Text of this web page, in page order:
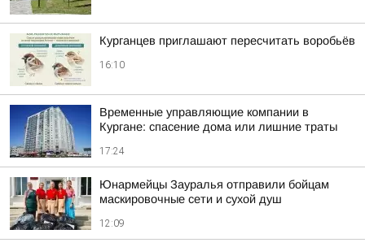
Курганцев приглашают пересчитать воробьёв
16:10
Временные управляющие компании в
Кургане: спасение дома или лишние траты
17:24
Юнармейцы Зауралья отправили бойцам
маскировочные сети и сухой душ
12:09